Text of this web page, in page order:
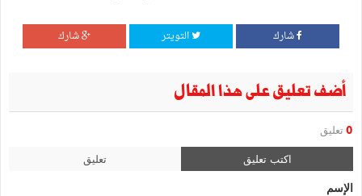
شارك التويتر شارك
أضف تعليق على هذا المقال
0 تعليق
اكتب تعليق تعليق
الإسم